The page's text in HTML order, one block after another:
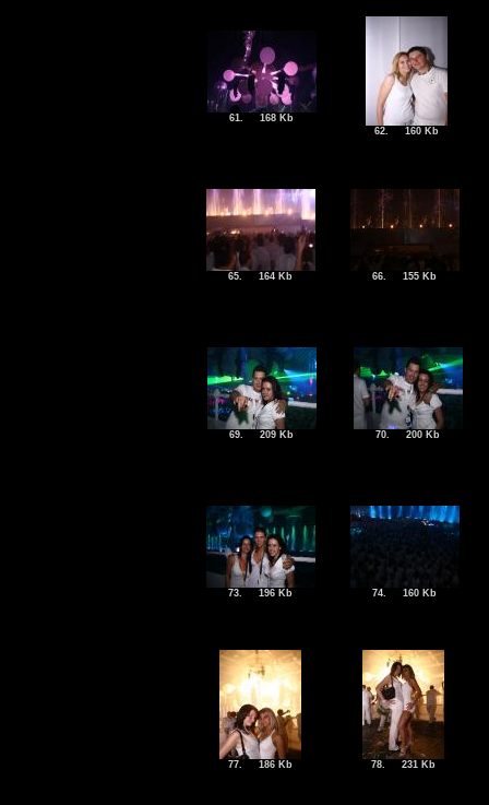
61. 168 Kb
62. 160 Kb
65. 164 Kb 66. 155 Kb
69. 209 Kb 70. 200 Kb
73. 196 Kb 74. 160 Kb
77. 186 Kb 78. 231 Kb